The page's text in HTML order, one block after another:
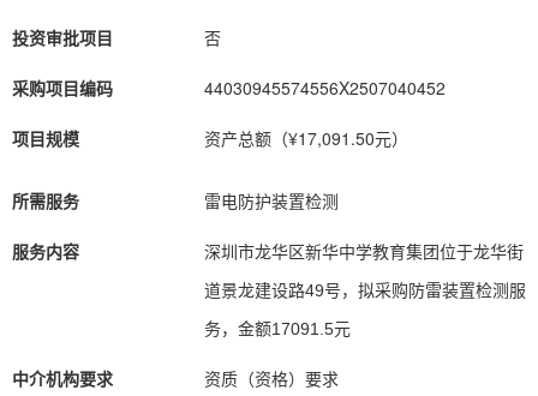
投资审批项目 否
采购项目编码 44030945574556X2507040452
项目规模 资产总额（¥17,091.50元）
所需服务 雷电防护装置检测
服务内容
深圳市龙华区新华中学教育集团位于龙华街
道景龙建设路49号，拟采购防雷装置检测服
务，金额17091.5元
中介机构要求 资质（资格）要求